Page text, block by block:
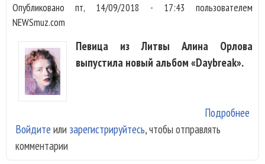
Опубликованопт, 14/09/2018 - 17:43 пользователем
NEWSmuz.com
Певица из Литвы Алина Орлова
выпустила новый альбом «Daybreak».
Подробнее
Войдите или зарегистрируйтесь, чтобы отправлять
комментарии